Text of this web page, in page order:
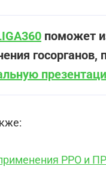
поможет
РРО и